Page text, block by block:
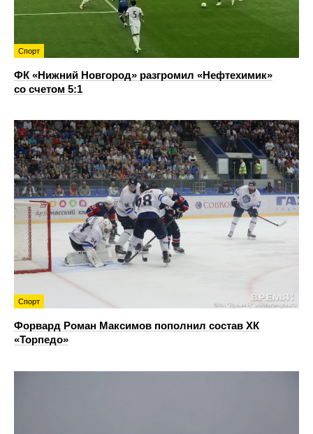
Спорт
ФК «Нижний Новгород» разгромил «Нефтехимик»
со счетом 5:1
Спорт
Форвард Роман Максимов пополнил состав ХК
«Торпедо»